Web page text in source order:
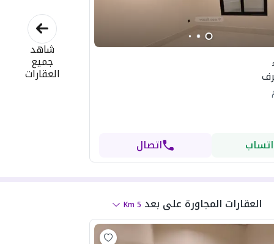
اتصال
شاهد
جميع
العقارات
العقارات المجاورة على بعد 5
Km